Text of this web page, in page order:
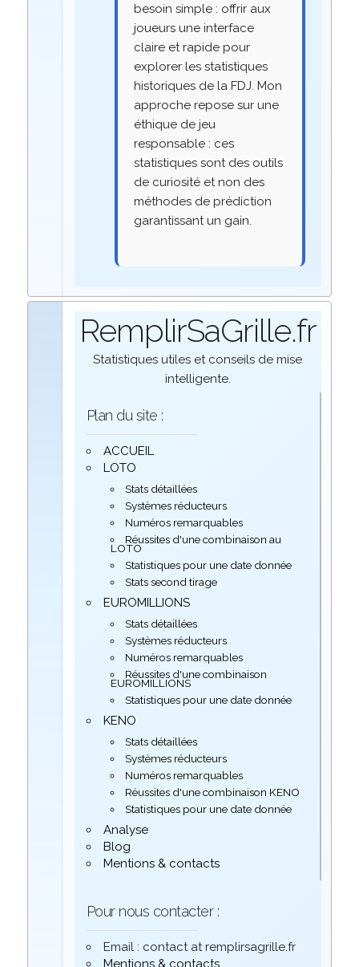
besoin simple : offrir aux
joueurs une interface
claire et rapide pour
explorer les statistiques
historiques de la FDJ. Mon
approche repose sur une
éthique de jeu
responsable : ces
statistiques sont des outils
de curiosité et non des
méthodes de prédiction
garantissant un gain.
RemplirSaGrille.fr
Statistiques utiles et conseils de mise
intelligente.
Plan du site :
ACCUEIL
LOTO
Stats détaillées
Systèmes réducteurs
Numéros remarquables
Réussites d'une combinaison au
LOTO
Statistiques pour une date donnée
Stats second tirage
EUROMILLIONS
Stats détaillées
Systèmes réducteurs
Numéros remarquables
Réussites d'une combinaison
EUROMILLIONS
Statistiques pour une date donnée
KENO
Stats détaillées
Systèmes réducteurs
Numéros remarquables
Réussites d'une combinaison KENO
Statistiques pour une date donnée
Analyse
Blog
Mentions & contacts
Pour nous contacter :
Email : contact at remplirsagrille.fr
Mentions & contacts